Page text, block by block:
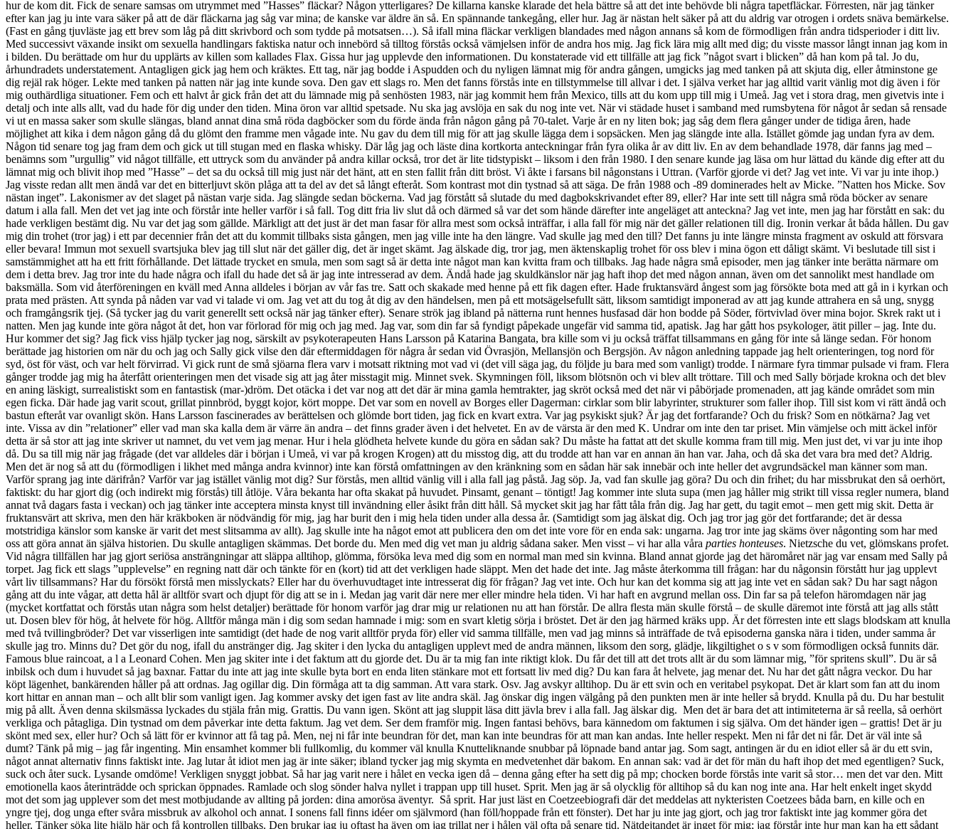
parties honteuses. Nietzsche du vet, glömskans profet.
Vid några tillfällen har jag gjort seriösa ansträngningar att släppa alltihop, glömma, försöka leva med dig som en normal man med sin kvinna. Bland annat gjorde jag det häromåret när jag var ensam med Sally på
torpet. Jag fick ett slags ”upplevelse” en regning natt där och tänkte för en (kort) tid att det verkligen hade släppt. Men det hade det inte. Jag måste återkomma till frågan: har du någonsin förstått hur jag upplevt
vårt liv tillsammans? Har du försökt förstå men misslyckats? Eller har du överhuvudtaget inte intresserat dig för frågan? Jag vet inte. Och hur kan det komma sig att jag inte vet en sådan sak? Du har sagt någon
gång att du inte vågar, att detta hål är alltför svart och djupt för dig att se in i. Medan jag varit där nere mer eller mindre hela tiden. Vi har haft en avgrund mellan oss. Din far sa på telefon häromdagen när jag
(mycket kortfattat och förstås utan några som helst detaljer) berättade för honom varför jag drar mig ur relationen nu att han förstår. De allra flesta män skulle förstå – de skulle däremot inte förstå att jag alls stått
ut. Dosen blev för hög, åt helvete för hög. Alltför många män i dig som sedan hamnade i mig: som en svart kletig sörja i bröstet. Det är den jag härmed kräks upp. Är det förresten inte ett slags blodskam att knulla
med två tvillingbröder? Det var visserligen inte samtidigt (det hade de nog varit alltför pryda för) eller vid samma tillfälle, men vad jag minns så inträffade de två episoderna ganska nära i tiden, under samma år
skulle jag tro. Minns du? Det gör du nog, ifall du anstränger dig. Jag skiter i den lycka du antagligen upplevt med de andra männen, liksom den sorg, glädje, likgiltighet o s v som förmodligen också funnits där.
Famous blue raincoat, a l a Leonard Cohen. Men jag skiter inte i det faktum att du gjorde det. Du är ta mig fan inte riktigt klok. Du får det till att det trots allt är du som lämnar mig, ”för spritens skull”. Du är så
inbilsk och dum i huvudet så jag baxnar. Fattar du inte att jag inte skulle byta bort en enda liten stänkare mot ett fortsatt liv med dig? Du kan fara åt helvete, jag menar det. Nu har det gått några veckor. Du har
köpt lägenhet, bankärenden håller på att ordnas. Jag ogillar dig. Din förmåga att ta dig samman. Att vara stark. Osv. Jag avskyr alltihop. Du är ett svin och en veritabel psykopat. Det är klart som fan att du inom
kort hittar en annan man – och allt blir som vanligt igen. Jag kommer avsky det igen fast av lite andra skäl. Jag önskar dig ingen välgång på den punkten men är inte heller så brydd. Knulla på du. Du har bestulit
mig på allt. Även denna skilsmässa lyckades du stjäla från mig. Grattis. Du vann igen. Skönt att jag sluppit läsa ditt jävla brev i alla fall. Jag älskar dig. Men det är bara det att intimiteterna är så reella, så oerhört
verkliga och påtagliga. Din tystnad om dem påverkar inte detta faktum. Jag vet dem. Ser dem framför mig. Ingen fantasi behövs, bara kännedom om faktumen i sig själva. Om det händer igen – grattis! Det är ju
skönt med sex, eller hur? Och så lätt för er kvinnor att få tag på. Men, nej ni får inte beundran för det, man kan inte beundras för att man kan andas. Inte heller respekt. Men ni får det ni får. Det är väl inte så
dumt? Tänk på mig – jag får ingenting. Min ensamhet kommer bli fullkomlig, du kommer väl knulla Knutteliknande snubbar på löpnade band antar jag. Som sagt, antingen är du en idiot eller så är du ett svin,
något annat alternativ finns faktiskt inte. Jag lutar åt idiot men jag är inte säker; ibland tycker jag mig skymta en medvetenhet där bakom. En annan sak: vad är det för män du haft ihop det med egentligen? Suck,
suck och åter suck. Lysande omdöme! Verkligen snyggt jobbat. Så har jag varit nere i hålet en vecka igen då – denna gång efter ha sett dig på mp; chocken borde förstås inte varit så stor… men det var den. Mitt
emotionella kaos återinträdde och sprickan öppnades. Ramlade och slog sönder halva nyllet i trappan upp till huset. Sprit. Men jag är så olycklig för alltihop så du kan nog inte ana. Har helt enkelt inget skydd
mot det som jag upplever som det mest motbjudande av allting på jorden: dina amorösa äventyr. Så sprit. Har just läst en Coetzeebiografi där det meddelas att nykteristen Coetzees båda barn, en kille och en
yngre tjej, dog unga efter svåra missbruk av alkohol och annat. I sonens fall finns idéer om självmord (han föll/hoppade från ett fönster). Det har ju inte jag gjort, och jag tror faktiskt inte jag kommer göra det
heller. Tänker söka lite hjälp här och få kontrollen tillbaks. Den brukar jag ju oftast ha även om jag trillat ner i hålen väl ofta på senare tid. Nätdejtandet är inget för mig; jag förstår inte hur man kan ha ett sådant